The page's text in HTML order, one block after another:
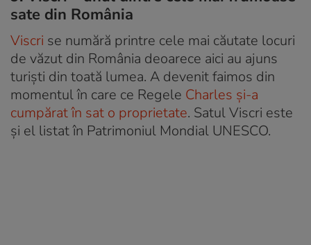
sate din România
Viscri se numără printre cele mai căutate locuri
de văzut din România deoarece aici au ajuns
turiști din toată lumea. A devenit faimos din
momentul în care ce Regele Charles și-a
cumpărat în sat o proprietate. Satul Viscri este
și el listat în Patrimoniul Mondial UNESCO.